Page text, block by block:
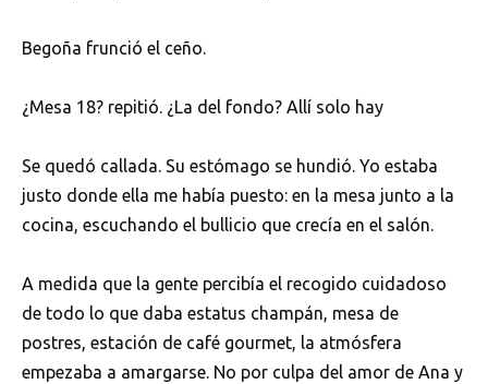
Begoña frunció el ceño.
¿Mesa 18? repitió. ¿La del fondo? Allí solo hay
Se quedó callada. Su estómago se hundió. Yo estaba
justo donde ella me había puesto: en la mesa junto a la
cocina, escuchando el bullicio que crecía en el salón.
A medida que la gente percibía el recogido cuidadoso
de todo lo que daba estatus champán, mesa de
postres, estación de café gourmet, la atmósfera
empezaba a amargarse. No por culpa del amor de Ana y